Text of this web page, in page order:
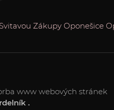
Zákupy Oponešice
www webových stránek
.